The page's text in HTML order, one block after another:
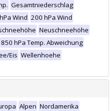
Gesamtniederschlag
Wind 200 hPa Wind
Neuschneehöhe
850 hPa Temp. Abweichung
Eis Wellenhoehe
Alpen Nordamerika